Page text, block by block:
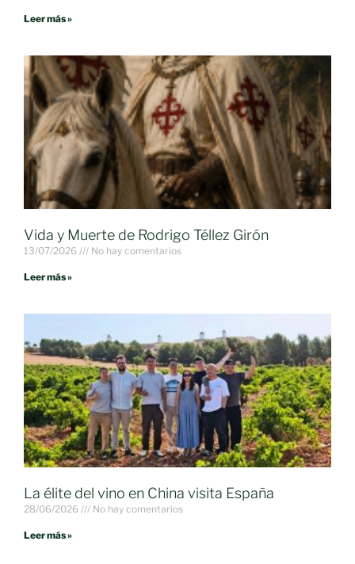
Leer más »
Vida y Muerte de Rodrigo Téllez Girón
13/07/2026 No hay comentarios
Leer más »
La élite del vino en China visita España
28/06/2026 No hay comentarios
Leer más »